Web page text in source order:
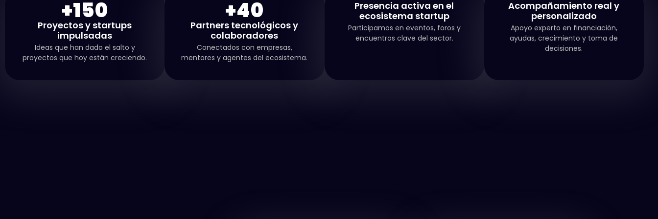
+150
Proyectos y startups
impulsadas
Ideas que han dado el salto y
proyectos que hoy están creciendo.
+40
Partners tecnológicos y
colaboradores
Conectados con empresas,
mentores y agentes del ecosistema.
Presencia activa en el
ecosistema startup
Participamos en eventos, foros y
encuentros clave del sector.
Acompañamiento real y
personalizado
Apoyo experto en financiación,
ayudas, crecimiento y toma de
decisiones.